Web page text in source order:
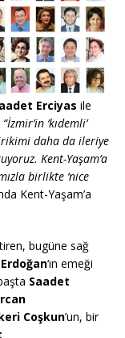
Erciyas ile
“İzmir’in ‘kıdemli’
daha da ileriye
Kent-Yaşam’a
birlikte ‘nice
Kent-Yaşam’a
bugüne sağ
‘ın emeği
Saadet
Coşkun’un, bir